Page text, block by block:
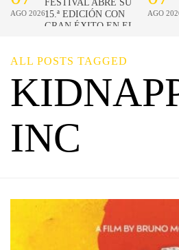
ALL POSTS TAGGED
INC